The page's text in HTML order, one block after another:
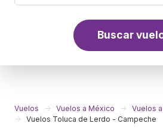
Buscar
Vuelos Vuelos a México
Vuelos
Vuelos Toluca de Lerdo - Campeche